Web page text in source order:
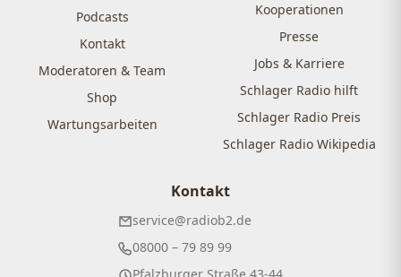
Podcasts
Kontakt
Moderatoren & Team
Shop
Wartungsarbeiten
Kooperationen
Presse
Jobs & Karriere
Schlager Radio hilft
Schlager Radio Preis
Schlager Radio Wikipedia
Kontakt
service@radiob2.de
08000 – 79 89 99